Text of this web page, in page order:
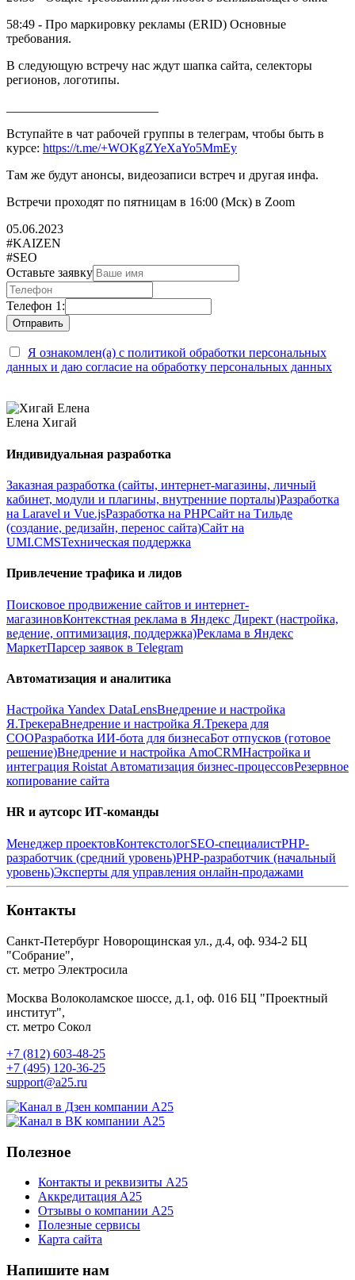
58:49 - Про маркировку рекламы (ERID) Основные
требования.
В следующую встречу нас ждут шапка сайта, селекторы
регионов, логотипы.
Вступайте в чат рабочей группы в телеграм, чтобы быть в
курсе: https://t.me/+WOKgZYeXaYo5MmEy
Там же будут анонсы, видеозаписи встреч и другая инфа.
Встречи проходят по пятницам в 16:00 (Мск) в Zoom
05.06.2023
#KAIZEN
#SEO
Оставьте заявку
Телефон 1:
Я ознакомлен(а) с политикой обработки персональных
данных и даю согласие на обработку персональных данных
Елена Хигай
Индивидуальная разработка
Заказная разработка (сайты, интернет-магазины, личный
кабинет, модули и плагины, внутренние порталы)Разработка
на Laravel и Vue.jsРазработка на PHPСайт на Тильде
(создание, редизайн, перенос сайта)Сайт на
UMI.CMSТехническая поддержка
Привлечение трафика и лидов
Поисковое продвижение сайтов и интернет-
магазиновКонтекстная реклама в Яндекс Директ (настройка,
ведение, оптимизация, поддержка)Реклама в Яндекс
МаркетПарсер заявок в Telegram
Автоматизация и аналитика
Настройка Yandex DataLensВнедрение и настройка
Я.ТрекераВнедрение и настройка Я.Трекера для
СООРазработка ИИ-бота для бизнесаБот отпусков (готовое
решение)Внедрение и настройка AmoCRMНастройка и
интеграция Roistat Автоматизация бизнес-процессовРезервное
копирование сайта
HR и аутсорс ИТ-команды
Менеджер проектовКонтекстологSEO-специалистPHP-
разработчик (средний уровень)PHP-разработчик (начальный
уровень)Эксперты для управления онлайн-продажами
Контакты
Санкт-Петербург Новорощинская ул., д.4, оф. 934-2 БЦ
"Собрание",
ст. метро Электросила
Москва Волоколамское шоссе, д.1, оф. 016 БЦ "Проектный
институт",
ст. метро Сокол
+7 (812) 603-48-25
+7 (495) 120-36-25
support@a25.ru
Полезное
Контакты и реквизиты А25
Аккредитация А25
Отзывы о компании А25
Полезные сервисы
Карта сайта
Напишите нам